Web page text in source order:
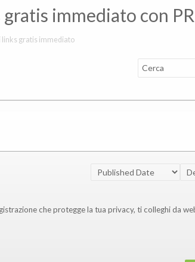
immediato con
links gratis immediato
Sort By:
che protegge la tua privacy, ti colleghi da